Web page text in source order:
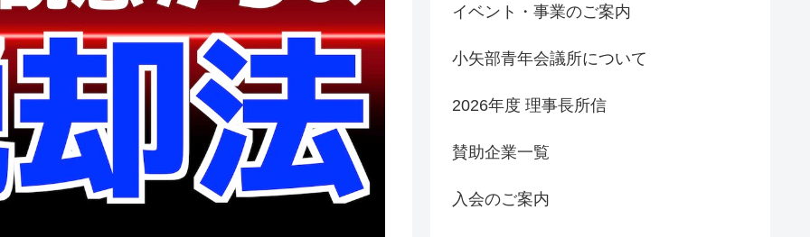
イベント・事業のご案内
小矢部青年会議所について
2026年度 理事長所信
賛助企業一覧
入会のご案内